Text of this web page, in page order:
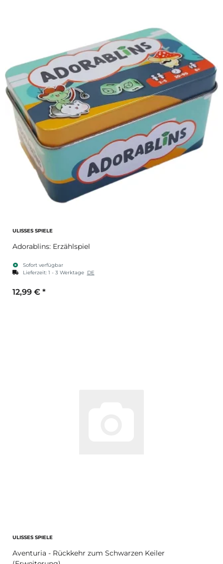
ULISSES SPIELE
Adorablins: Erzählspiel
Sofort verfügbar
Lieferzeit: 1 - 3 Werktage DE
12,99 € *
ULISSES SPIELE
Aventuria - Rückkehr zum Schwarzen Keiler